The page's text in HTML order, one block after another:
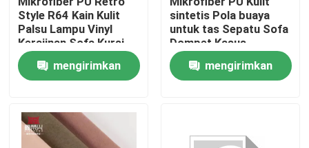
Rumah
Tentang kita
Style R64 Kain Kulit
Palsu Lampu Vinyl
Kerajinan Sofa Kursi
Sabuk Waterproof
Stretch untuk Tas
mengirimkan
sintetis Pola buaya
untuk tas Sepatu Sofa
Dompet Kasus
Notebook Pakaian
Sepak bola
Penggunaan luar
mengirimkan